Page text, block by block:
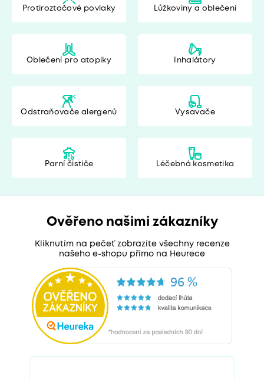
Protiroztočové povlaky Lůžkoviny a oblečení
Oblečení pro atopiky Inhalátory
Odstraňovače alergenů Vysavače
Parní čističe Léčebná kosmetika
Ověřeno našimi zákazníky
Kliknutím na pečeť zobrazíte všechny recenze
našeho e-shopu přímo na Heurece